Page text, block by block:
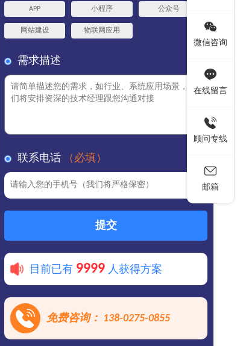
APP 小程序 公众号
网站建设 物联网应用
需求描述
联系电话 （必填）
提交
目前已有 9999 人获得方案
免费咨询： 138-0275-0855
微信咨询
在线留言
顾问专线
邮箱